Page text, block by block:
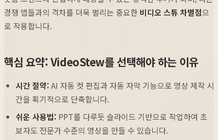
경쟁 앱들과의 격차를 더욱 벌리는 중요한 비디오 스튜 차별점으
로 작용합니다.
핵심 요약: VideoStew를 선택해야 하는 이유
시간 절약: AI 자동 컷 편집과 자동 자막 기능으로 영상 제작 시
간을 획기적으로 단축합니다.
쉬운 사용법: PPT를 다루듯 슬라이드 기반으로 작업하여 초
보자도 전문가 수준의 영상을 만들 수 있습니다.